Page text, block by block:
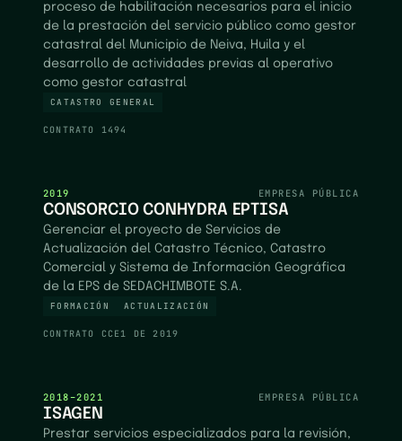
proceso de habilitación necesarios para el inicio
de la prestación del servicio público como gestor
catastral del Municipio de Neiva, Huila y el
desarrollo de actividades previas al operativo
como gestor catastral
CATASTRO GENERAL
CONTRATO 1494
2019 EMPRESA PÚBLICA
CONSORCIO CONHYDRA EPTISA
Gerenciar el proyecto de Servicios de
Actualización del Catastro Técnico, Catastro
Comercial y Sistema de Información Geográfica
de la EPS de SEDACHIMBOTE S.A.
FORMACIÓN ACTUALIZACIÓN
CONTRATO CCE1 DE 2019
2018–2021 EMPRESA PÚBLICA
ISAGEN
Prestar servicios especializados para la revisión,